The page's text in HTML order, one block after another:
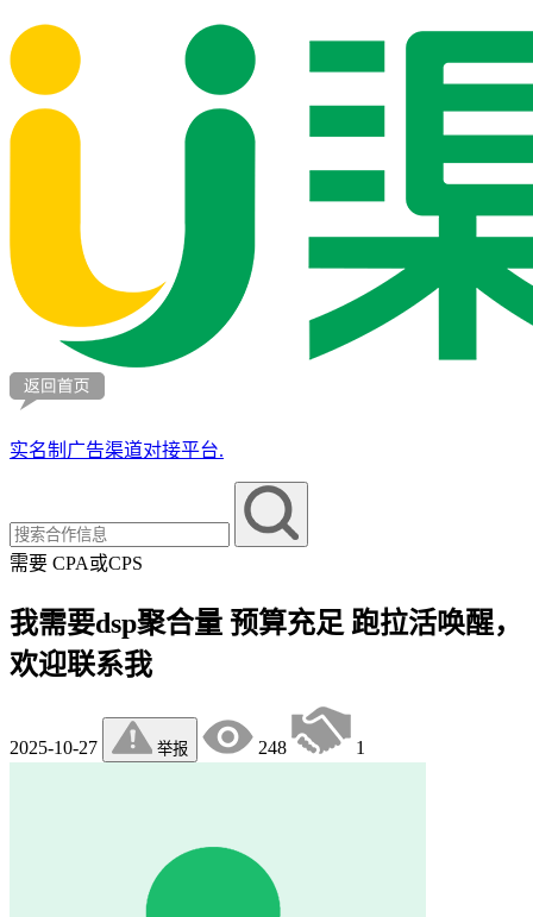
实名制广告渠道对接平台.
需要 CPA或CPS
我需要dsp聚合量 预算充足 跑拉活唤醒，
欢迎联系我
2025-10-27 举报 248 1